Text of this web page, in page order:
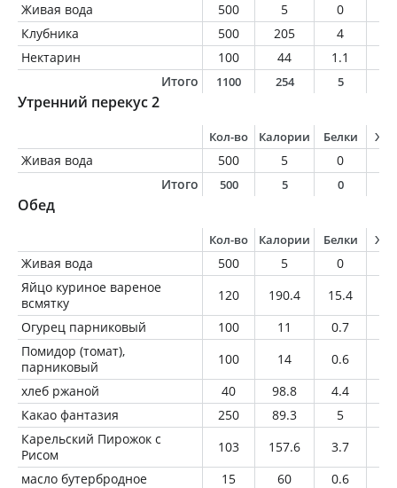
Живая вода 500 5 0
Клубника
500 205 4
Нектарин
100 44 1.1
Итого
1100 254 5
Утренний перекус 2
Кол-во Калории Белки
Живая вода 500 5 0
Итого
500 5 0
Обед
Кол-во Калории Белки
Живая вода 500 5 0
Яйцо куриное вареное
всмятку
120 190.4 15.4
Огурец парниковый
100 11 0.7
Помидор (томат),
парниковый
100 14 0.6
хлеб ржаной
40 98.8 4.4
Какао фантазия
250 89.3 5
Карельский Пирожок с
Рисом
103 157.6 3.7
масло бутербродное
15 60 0.6